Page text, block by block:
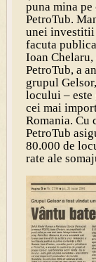
puna mina
PetroTub.
unei investitii
facuta
Ioan
PetroTub, a
grupul
locului – este
cei mai
Romania. Cu
PetroTub
80.000 de
rate ale